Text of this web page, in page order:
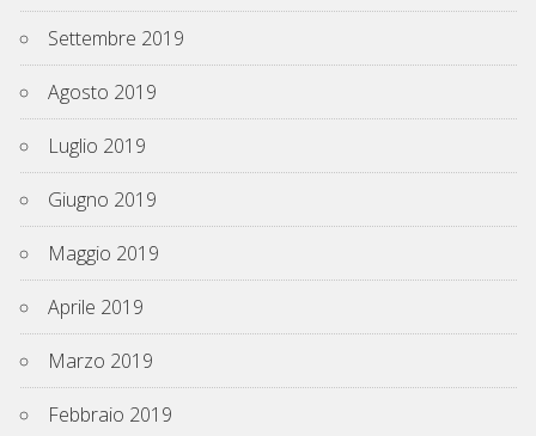
Settembre 2019
Agosto 2019
Luglio 2019
Giugno 2019
Maggio 2019
Aprile 2019
Marzo 2019
Febbraio 2019